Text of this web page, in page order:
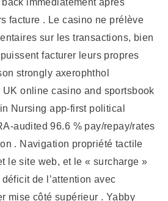
facture . Le casino ne prélève
sur les transactions, bien
facturer leurs propres
strongly axerophthol
online casino and sportsbook
Nursing app-first political
96.6 % pay/repay/rates
. Navigation propriété tactile
le site web, et le « surcharge »
de l’attention avec
mise côté supérieur . Yabby